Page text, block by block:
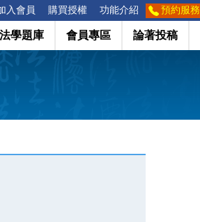
入會員 購買授權 功能介紹 預約服務
法學題庫 會員專區 論著投稿